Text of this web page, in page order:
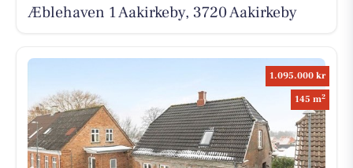
Æblehaven 1 Aakirkeby, 3720 Aakirkeby
1.095.000 kr
145 m2